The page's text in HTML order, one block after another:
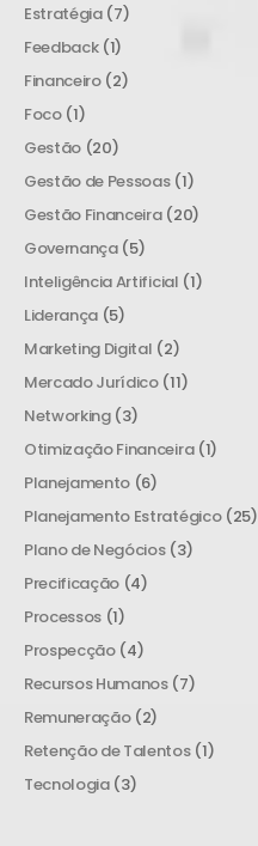
Estratégia(7)
Feedback(1)
Financeiro(2)
Foco(1)
Gestão (20)
Gestão de Pessoas(1)
Gestão Financeira(20)
Governança(5)
Inteligência Artificial (1)
Liderança (5)
Marketing Digital (2)
Mercado Jurídico(11)
Networking(3)
Otimização Financeira(1)
Planejamento (6)
Planejamento Estratégico(25)
Plano de Negócios(3)
Precificação (4)
Processos (1)
Prospecção(4)
Recursos Humanos(7)
Remuneração(2)
Retenção de Talentos(1)
Tecnologia(3)